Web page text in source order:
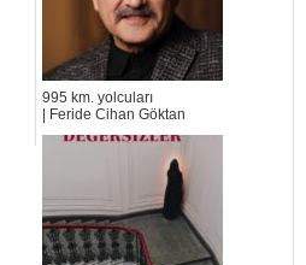
995 km. yolcuları
| Feride Cihan Göktan